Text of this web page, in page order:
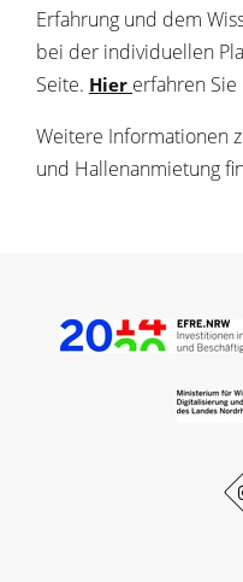
Erfahrung und dem
bei der individuellen
Seite. Hier erfahren Sie
Weitere Informationen
und Hallenanmietung